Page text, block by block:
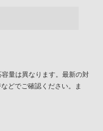
量は異なります。最新の対
どでご確認ください。ま